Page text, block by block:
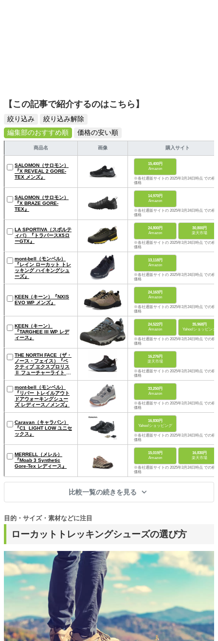
【この記事で紹介するのはこちら】
絞り込み
絞り込み解除
編集部のおすすめ順
価格の安い順
商品名 画像 購入サイト
SALOMON（サロモン）
『X REVEAL 2 GORE-
TEX メンズ』
15,400円
Amazon
※各社通販サイトの 2025年3月24日時点 での税
価格
SALOMON（サロモン）
『X BRAZE GORE-
TEX』
14,970円
Amazon
※各社通販サイトの 2025年3月24日時点 での税
価格
LA SPORTIVA（スポルテ
ィバ）『トラバースX5ロ
ーGTX』
24,800円
Amazon
30,800円
楽天市場
※各社通販サイトの 2025年3月24日時点 での税
価格
mont-bell（モンベル）
『レイン ローカット トレ
ッキング ハイキングシュ
ーズ』
13,118円
Amazon
※各社通販サイトの 2025年3月24日時点 での税
価格
KEEN（キーン）『NXIS
EVO WP メンズ』
24,163円
Amazon
※各社通販サイトの 2025年3月24日時点 での税
価格
KEEN（キーン）
『TARGHEE III WP レデ
ィース』
24,522円
Amazon
35,968円
Yahoo!ショッピング
※各社通販サイトの 2025年3月24日時点 での税
価格
THE NORTH FACE（ザ・
ノース・フェイス）『ベ
クティブ エクスプロリス
Ⅱ フューチャーライト メ
16,276円
楽天市場
※各社通販サイトの 2025年3月24日時点 での税
価格
mont-bell（モンベル）
『リバー トレイルアウト
ドアウォーキングシュー
ズ レディース／メンズ』
33,250円
Amazon
※各社通販サイトの 2025年3月24日時点 での税
価格
Caravan（キャラバン）
『C1_LIGHT LOW ユニセ
ックス』
16,830円
Yahoo!ショッピング
※各社通販サイトの 2025年3月24日時点 での税
価格
MERRELL（メレル）
『Moab 3 Synthetic
Gore-Tex レディース』
15,019円
Amazon
16,830円
楽天市場
※各社通販サイトの 2025年3月24日時点 での税
価格
比較一覧の続きを見る
ローカットトレッキングシューズの選び方
目的・サイズ・素材などに注目